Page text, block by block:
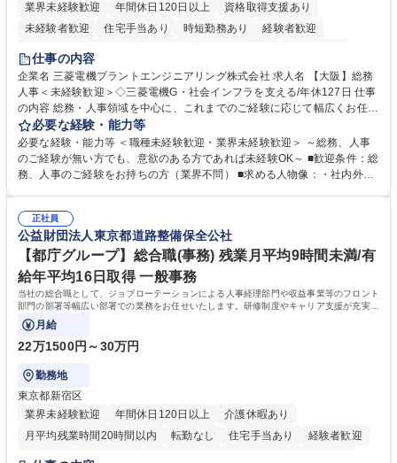
業界未経験歓迎
年間休日120日以上
資格取得支援あり
未経験者歓迎
住宅手当あり 時短勤務あり
経験者歓迎
退職金あり
駅近5分以内
土日祝休み 服装自由 寮・社宅あり 食事補助あり
仕事の内容
企業名 三菱電機プラントエンジニアリング株式会社 求人名 【大阪】総務
人事＜未経験歓迎＞◇三菱電機G・社会インフラを支える/年休127日 仕事
の内容 総務・人事領域を中心に、これまでのご経験に応じて幅広くお任せ
します。 ＜具体的には＞ ・総務/人事労務（給与・社保・勤怠管理など）
・採用・教育研修 ・福利厚生運用 など ※基本的には事務所勤務ですが、
採用や教育等の業務内容により、関西圏以外への日帰り・宿泊を伴う国内
出張もございます。 ※担当業務を持ちつつ、お互いに助け合いながら、総
必要な経験・能力等
必要な経験・能力等 ＜職種未経験歓迎・業界未経験歓迎＞ ～総務、人事
のご経験が無い方でも、意欲のある方であれば未経験OK～ ■歓迎条件：総
務、人事のご経験をお持ちの方（業界不問） ■求める人物像：・社内外の
正社員
公益財団法人東京都道路整備保全公社
【都庁グループ】総合職(事務) 残業月平均9時間未満/有
給年平均16日取得 一般事務
当社の総合職として、ジョブローテーションによる人事経理部門や収益事業等のフロント
部門の部署等幅広い部署での業務をお任せいたします。研修制度やキャリア支援が充実し
ております！ ※下記業務詳細
月給
22万1500円～30万円
勤務地
東京都新宿区
業界未経験歓迎
年間休日120日以上
介護休暇あり
月平均残業時間20時間以内
転勤なし 住宅手当あり
経験者歓迎
研修あり
退職金あり